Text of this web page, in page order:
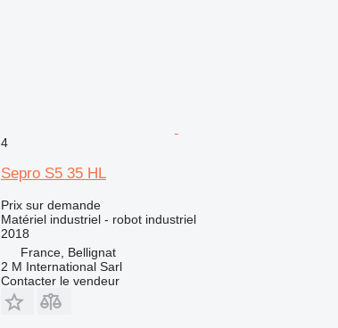
4
Sepro S5 35 HL
Prix sur demande
Matériel industriel - robot industriel
2018
France, Bellignat
2 M International Sarl
Contacter le vendeur